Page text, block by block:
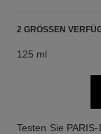
2 GRÖSSEN
125 ml
Testen Sie